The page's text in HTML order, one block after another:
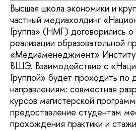
Высшая школа экономики и
частный медиахолдинг
Группа» (НМГ) договорились
реализации образовательной
«Медиаменеджмент»
ВШЭ. Взаимодействие с
Группой» будет проходить по
направлениям: совместная
курсов магистерской
предоставление студентам
прохождения практики и